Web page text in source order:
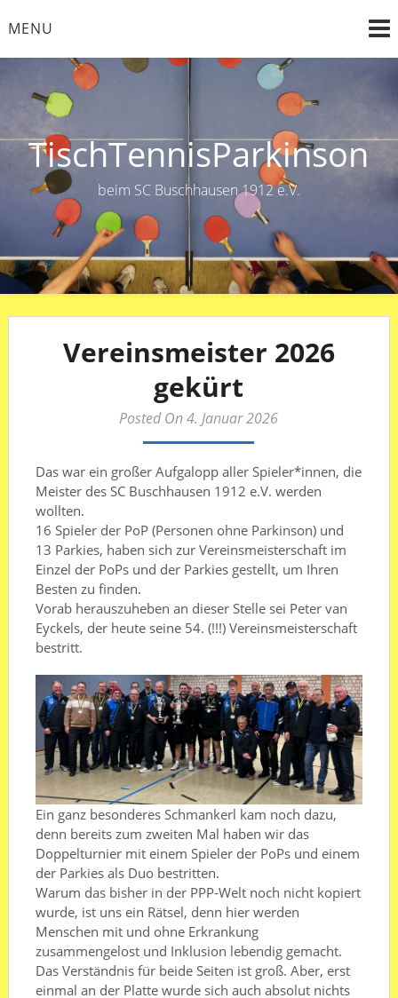
toMENU
TischTennisParkinson
beim SC Buschhausen 1912 e.V.
Vereinsmeister 2026
gekürt
Posted On 4. Januar 2026
Das war ein großer Aufgalopp aller Spieler*innen, die
Meister des SC Buschhausen 1912 e.V. werden
wollten.
16 Spieler der PoP (Personen ohne Parkinson) und
13 Parkies, haben sich zur Vereinsmeisterschaft im
Einzel der PoPs und der Parkies gestellt, um Ihren
Besten zu finden.
Vorab herauszuheben an dieser Stelle sei Peter van
Eyckels, der heute seine 54. (!!!) Vereinsmeisterschaft
bestritt.
Ein ganz besonderes Schmankerl kam noch dazu,
denn bereits zum zweiten Mal haben wir das
Doppelturnier mit einem Spieler der PoPs und einem
der Parkies als Duo bestritten.
Warum das bisher in der PPP-Welt noch nicht kopiert
wurde, ist uns ein Rätsel, denn hier werden
Menschen mit und ohne Erkrankung
zusammengelost und Inklusion lebendig gemacht.
Das Verständnis für beide Seiten ist groß. Aber, erst
einmal an der Platte wurde sich auch absolut nichts